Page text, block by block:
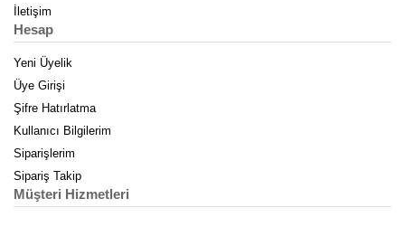
İletişim
Hesap
Yeni Üyelik
Üye Girişi
Şifre Hatırlatma
Kullanıcı Bilgilerim
Siparişlerim
Sipariş Takip
Müşteri Hizmetleri